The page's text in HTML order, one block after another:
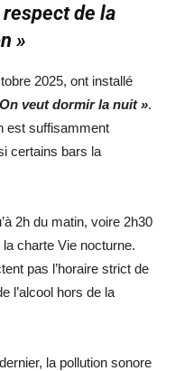
de la
»
2025, ont installé
veut dormir la nuit ».
est suffisamment
certains bars la
2h du matin, voire 2h30
charte Vie nocturne.
pas l’horaire strict de
l’alcool hors de la
la pollution sonore